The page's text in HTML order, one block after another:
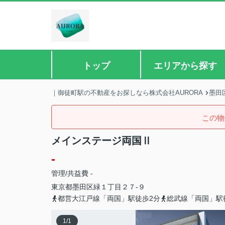
トップ エリアから探す
｜御徒町駅の不動産をお探しなら株式会社AURORA 墨田
この
メインステージ両国Ⅱ
-
管理/共益費 -
東京都墨田区緑 １丁目２７-９
都営大江戸線「両国」駅徒歩2分
総武線「両国」駅
1/1